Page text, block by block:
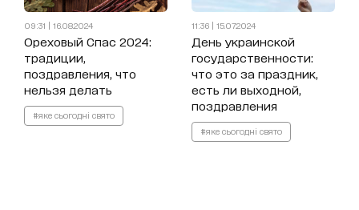
09:31 | 16.08.2024
Ореховый Спас 2024:
традиции,
поздравления, что
нельзя делать
#яке сьогодні свято
11:36 | 15.07.2024
День украинской
государственности:
что это за праздник,
есть ли выходной,
поздравления
#яке сьогодні свято